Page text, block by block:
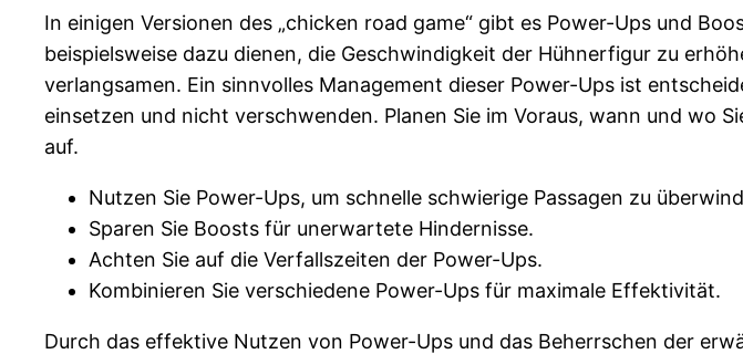
In einigen Versionen des „chicken road game“ gibt es Power-Ups und
beispielsweise dazu dienen, die Geschwindigkeit der Hühnerfigur zu
verlangsamen. Ein sinnvolles Management dieser Power-Ups ist
einsetzen und nicht verschwenden. Planen Sie im Voraus, wann und wo
auf.
Nutzen Sie Power-Ups, um schnelle schwierige Passagen zu
Sparen Sie Boosts für unerwartete Hindernisse.
Achten Sie auf die Verfallszeiten der Power-Ups.
Kombinieren Sie verschiedene Power-Ups für maximale Effektivität.
Durch das effektive Nutzen von Power-Ups und das Beherrschen der